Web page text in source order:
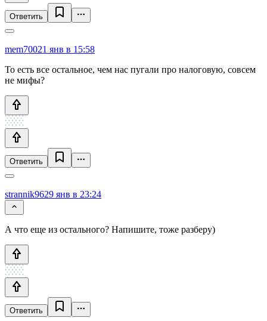
Ответить
mem70021 янв в 15:58
То есть все остальное, чем нас пугали про налоговую, совсем
не мифы?
Ответить
strannik9629 янв в 23:24
А что еще из остального? Напишите, тоже разберу)
Ответить